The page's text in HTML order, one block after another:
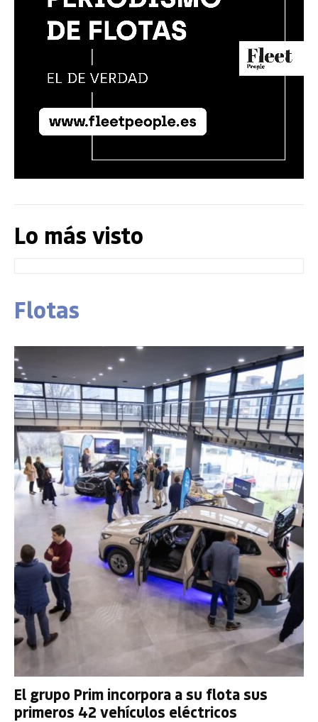
Lo más visto
Flotas
El grupo Prim incorpora a su flota sus
primeros 42 vehículos eléctricos